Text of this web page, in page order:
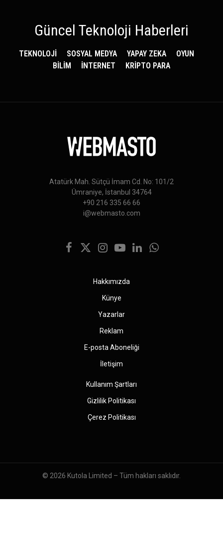
Güncel Teknoloji Haberleri
TEKNOLOJİ SOSYAL MEDYA YAPAY ZEKA
OYUN
BİLİM
İNTERNET KRİPTO PARA
Atatürk Mah. Sütçü İmam Cd. No: 101/2
Ümraniye, İstanbul 34764
+90 216 335 66 66
i@webmasto.com
Facebook
X
Instagram
YouTubeLinkedInWhatsApp
Hakkımızda
Künye
Yazarlar
Reklam
E-posta Aboneliği
İletişim
Kullanım Şartları
Gizlilik Politikası
Çerez Politikası
© 2026 Kutola Limited – Tüm hakları saklıdır.